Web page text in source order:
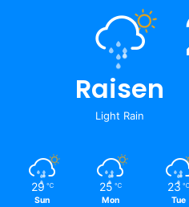
Raisen
Light Rain
29 ℃
Sun
25 ℃
Mon
23 ℃
Tue